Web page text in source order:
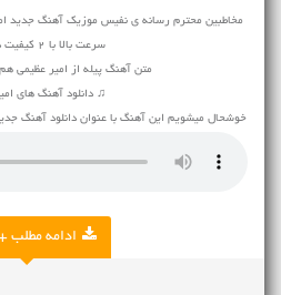
مخاطبین محترم رسانه ی نفیس موزیک آهنگ جدید
سرعت بالا با 2 کیفیت دانلود کنید
متن آهنگ پیله از امیر عظیمی
♫ دانلود آهنگ های
خوشحال میشویم این آهنگ با عنوان دانلود آهنگ
ادامه مطلب